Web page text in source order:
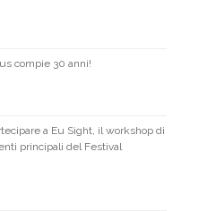
compie 30 anni!
a Eu Sight, il workshop di
principali del Festival